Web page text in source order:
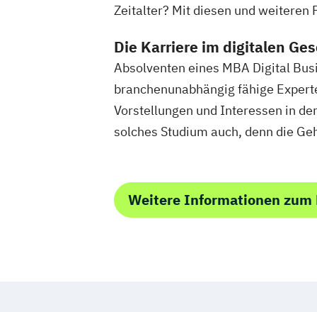
Zeitalter? Mit diesen und weiteren
Die Karriere im digitalen
Absolventen eines MBA Digital
branchenunabhängig fähige
Vorstellungen und Interessen in
solches Studium auch, denn die
Weitere Informationen